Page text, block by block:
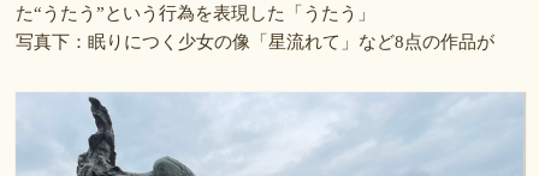
た“うたう”という行為を表現した「うたう」
写真下：眠りにつく少女の像「星流れて」など8点の作品が